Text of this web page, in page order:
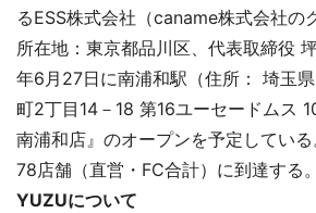
るESS株式会社（caname株式会社の
所在地：東京都品川区、代表取締役
年6月27日に南浦和駅（住所： 埼玉
町2丁目14－18 第16ユーセードムス
南浦和店』のオープンを予定してい
78店舗（直営・FC合計）に到達する。
YUZUについて